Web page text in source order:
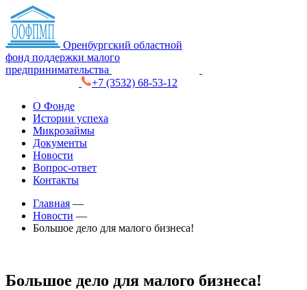
Оренбургский областной
фонд поддержки малого
предпринимательства
+7 (3532) 68-53-12
О Фонде
Истории успеха
Микрозаймы
Документы
Новости
Вопрос-ответ
Контакты
Главная —
Новости —
Большое дело для малого бизнеса!
Большое дело для малого бизнеса!